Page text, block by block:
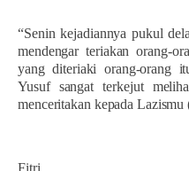
“Senin kejadiannya pukul
mendengar teriakan orang-
yang diteriaki orang-orang
Yusuf sangat terkejut
menceritakan kepada
Fitri